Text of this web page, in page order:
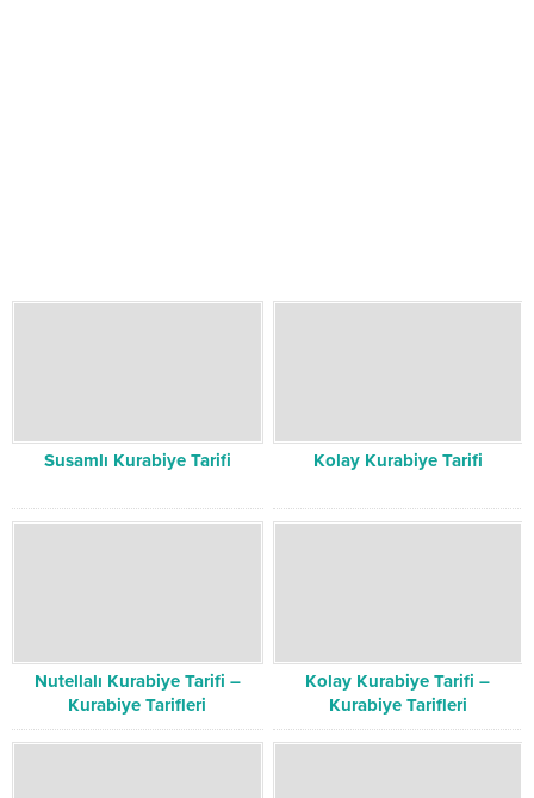
Susamlı Kurabiye Tarifi Kolay Kurabiye Tarifi
Nutellalı Kurabiye Tarifi –
Kurabiye Tarifleri
Kolay Kurabiye Tarifi –
Kurabiye Tarifleri